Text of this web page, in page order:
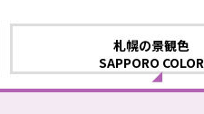
札幌の景観色
SAPPORO COLOR